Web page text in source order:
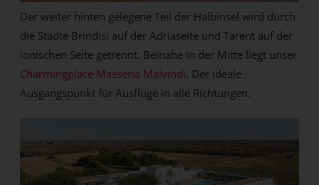
Der weiter hinten gelegene Teil der Halbinsel wird durch
die Städte Brindisi auf der Adriaseite und Tarent auf der
ionischen Seite getrennt. Beinahe in der Mitte liegt unser
Charmingplace Masseria Malvindi. Der ideale
Ausgangspunkt für Ausflüge in alle Richtungen.